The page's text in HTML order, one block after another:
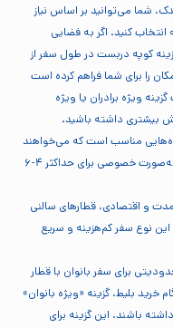
شما می‌توانید بر اساس نیاز
کنید. اگر به فضایی
کوپه دربست در طول سفر از
را برای شما فراهم کرده است
ویژه برادران یا ویژه
بیشتری داشته باشید.
مناسب است که می‌خواهند
فضای خصوصی‌تری داشته باشند. این نوع بلیط به‌صورت خصوصی برای حداکثر ۴-۶
و اقتصادی، قطارهای سالنی
نوع سفر کم‌هزینه و سریع
برای سفر بانوان با قطار
خرید بلیط، گزینه «ویژه بانوان»
باشند. این گزینه برای